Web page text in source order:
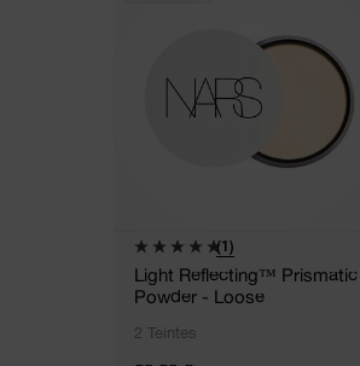
(1)
Light Reflecting™ Prismatic
Powder - Loose
2 Teintes